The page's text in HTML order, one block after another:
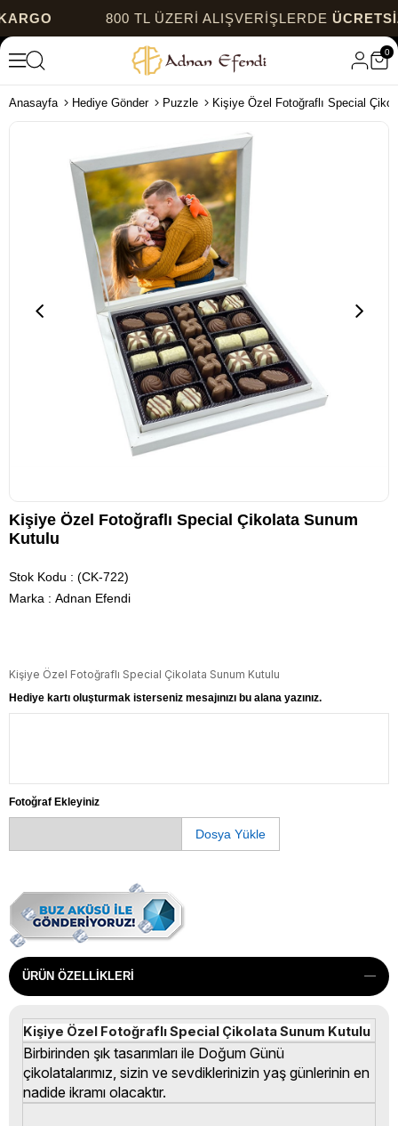
800 TL ÜZERİ ALIŞVERİŞLERDEÜCRETSİZ
0
Anasayfa Hediye Gönder Puzzle Kişiye Özel Fotoğraflı Special
Kişiye Özel Fotoğraflı Special Çikolata Sunum
Kutulu
Stok Kodu
(CK-722)
Marka : Adnan Efendi
Kişiye Özel Fotoğraflı Special Çikolata Sunum Kutulu
Hediye kartı oluşturmak isterseniz mesajınızı bu alana yazınız.
Fotoğraf Ekleyiniz
Dosya Yükle
ÜRÜN ÖZELLIKLERI
Kişiye Özel Fotoğraflı Special Çikolata Sunum Kutulu
Birbirinden şık tasarımları ile Doğum Günü
çikolatalarımız, sizin ve sevdiklerinizin yaş günlerinin en
nadide ikramı olacaktır.